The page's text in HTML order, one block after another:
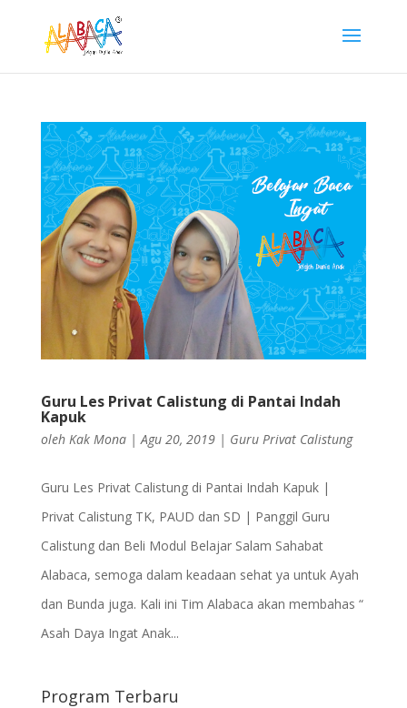
Guru Les Privat Calistung di Pantai Indah
Kapuk
oleh Kak Mona| Agu 20, 2019| Guru Privat Calistung
Guru Les Privat Calistung di Pantai Indah Kapuk |
Privat Calistung TK, PAUD dan SD | Panggil Guru
Calistung dan Beli Modul Belajar Salam Sahabat
Alabaca, semoga dalam keadaan sehat ya untuk Ayah
dan Bunda juga. Kali ini Tim Alabaca akan membahas “
Asah Daya Ingat Anak...
Program Terbaru